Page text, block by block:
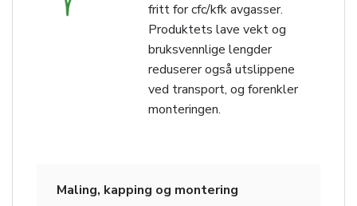
fritt for cfc/kfk avgasser.
Produktets lave vekt og
bruksvennlige lengder
reduserer også utslippene
ved transport, og forenkler
monteringen.
Maling, kapping og montering